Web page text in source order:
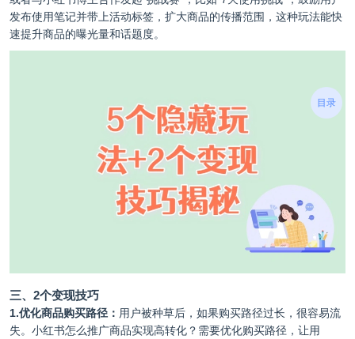
发布使用笔记并带上活动标签，扩大商品的传播范围，这种玩法能快
速提升商品的曝光量和话题度。
三、2个变现技巧
1.优化商品购买路径： 用户被种草后，如果购买路径过长，很容易流
失。小红书怎么推广商品实现高转化？需要优化购买路径，让用
目录